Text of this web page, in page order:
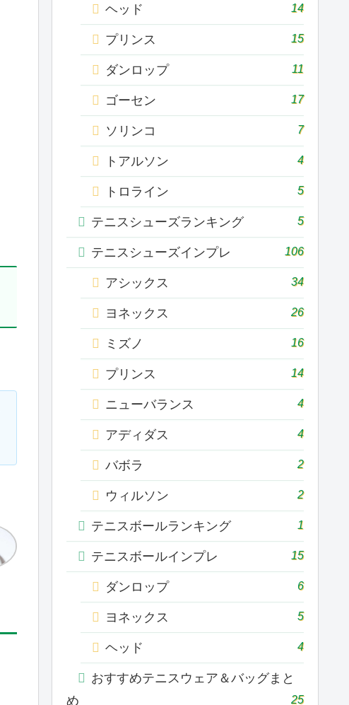
ヘッド 14
プリンス 15
ダンロップ 11
ゴーセン 17
ソリンコ 7
トアルソン 4
トロライン 5
テニスシューズランキング 5
テニスシューズインプレ 106
アシックス 34
ヨネックス 26
ミズノ 16
プリンス 14
ニューバランス 4
アディダス 4
バボラ 2
ウィルソン 2
テニスボールランキング 1
テニスボールインプレ 15
ダンロップ 6
ヨネックス 5
ヘッド 4
おすすめテニスウェア＆バッグまと
め
25